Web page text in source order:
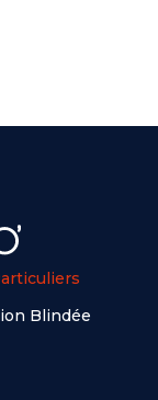
Blindée